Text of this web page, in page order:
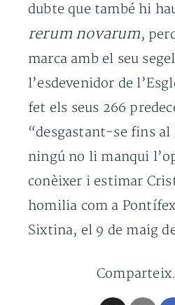
dubte que també hi
rerum novarum,
marca amb el seu
l’esdevenidor de
fet els seus 266
“desgastant-se fins al
ningú no li manqui
conèixer i estimar
homilia com a
Sixtina, el 9 de maig